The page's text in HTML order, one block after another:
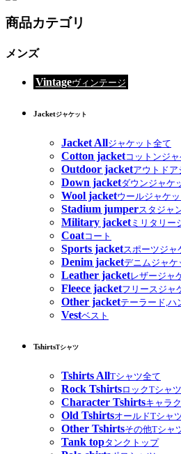
商品カテゴリ
メンズ
Vintageヴィンテージ
Jacketジャケット
Jacket Allジャケット全て
Cotton jacketコットンジャ
Outdoor jacketアウトドア
Down jacketダウンジャケ
Wool jacketウールジャケッ
Stadium jumperスタジャ
Military jacketミリタリー
Coatコート
Sports jacketスポーツジャ
Denim jacketデニムジャケ
Leather jacketレザージャ
Fleece jacketフリースジャ
Other jacketテーラード,ハ
Vestベスト
TshirtsTシャツ
Tshirts AllTシャツ全て
Rock TshirtsロックTシャツ
Character Tshirtsキャラ
Old TshirtsオールドTシャ
Other Tshirtsその他Tシャ
Tank topタンクトップ